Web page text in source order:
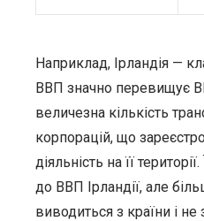
Наприклад, Ірландія —
ВВП значно перевищує
величезна кількість
корпорацій, що
діяльність на її
до ВВП Ірландії, але
виводиться з країни і